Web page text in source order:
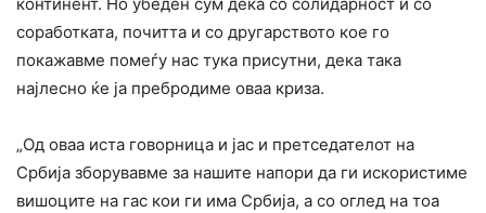
соработката, почитта и со другарството кое го
покажавме помеѓу нас тука присутни, дека така
најлесно ќе ја пребродиме оваа криза.
„Од оваа иста говорница и јас и претседателот на
Србија зборувавме за нашите напори да ги искористиме
вишоците на гас кои ги има Србија, а со оглед на тоа